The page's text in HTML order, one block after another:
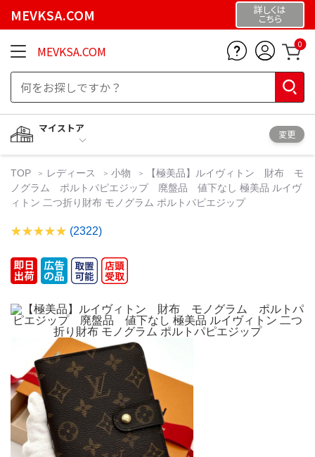
MEVKSA.COM 詳しくは
こちら
MEVKSA.COM 0
マイストア
変更
TOP レディース 小物
【極美品】ルイヴィトン 財布 モ
ノグラム ポルトパピエジップ 廃盤品 値下なし 極美品 ルイヴ
ィトン 二つ折り財布 モノグラム ポルトパピエジップ
(2322)